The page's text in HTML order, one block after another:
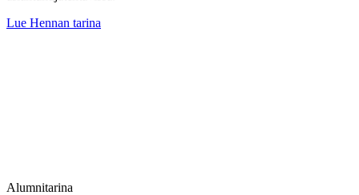
Lue Hennan tarina
Alumnitarina